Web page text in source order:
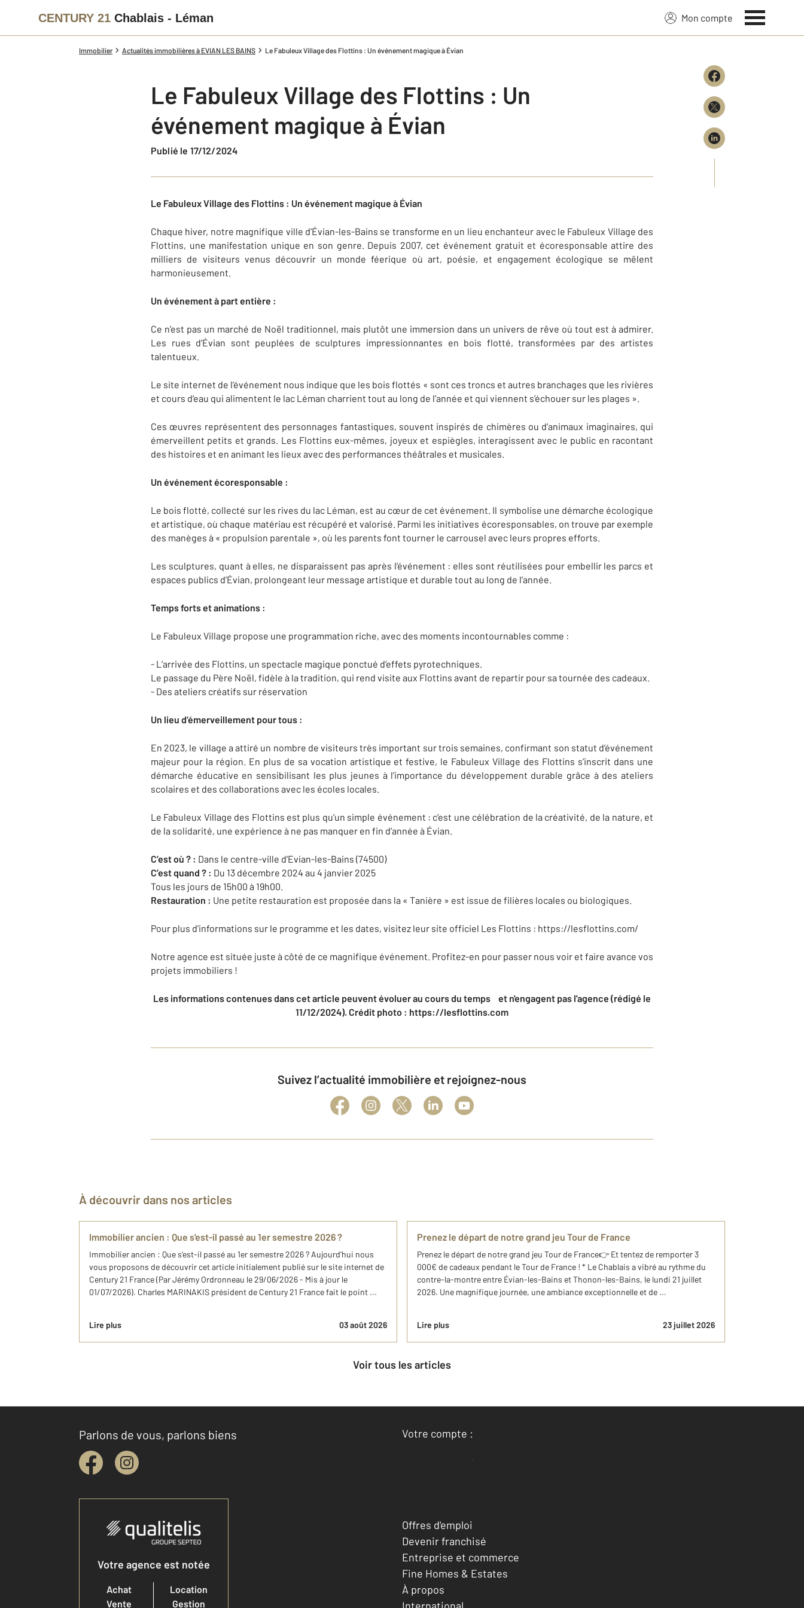
CENTURY 21 Chablais - Léman Mon compte
Immobilier Actualités immobilières à EVIAN LES BAINS Le Fabuleux Village des Flottins : Un événement magique à Évian
Le Fabuleux Village des Flottins : Un
événement magique à Évian
Publié le 17/12/2024
Le Fabuleux Village des Flottins : Un événement magique à Évian
Chaque hiver, notre magnifique ville d’Évian-les-Bains se transforme en un lieu enchanteur avec le Fabuleux Village des
Flottins, une manifestation unique en son genre. Depuis 2007, cet événement gratuit et écoresponsable attire des
milliers de visiteurs venus découvrir un monde féerique où art, poésie, et engagement écologique se mêlent
harmonieusement.
Un événement à part entière :
Ce n’est pas un marché de Noël traditionnel, mais plutôt une immersion dans un univers de rêve où tout est à admirer.
Les rues d’Évian sont peuplées de sculptures impressionnantes en bois flotté, transformées par des artistes
talentueux.
Le site internet de l’événement nous indique que les bois flottés « sont ces troncs et autres branchages que les rivières
et cours d’eau qui alimentent le lac Léman charrient tout au long de l’année et qui viennent s’échouer sur les plages ».
Ces œuvres représentent des personnages fantastiques, souvent inspirés de chimères ou d’animaux imaginaires, qui
émerveillent petits et grands. Les Flottins eux-mêmes, joyeux et espiègles, interagissent avec le public en racontant
des histoires et en animant les lieux avec des performances théâtrales et musicales.
Un événement écoresponsable :
Le bois flotté, collecté sur les rives du lac Léman, est au cœur de cet événement. Il symbolise une démarche écologique
et artistique, où chaque matériau est récupéré et valorisé. Parmi les initiatives écoresponsables, on trouve par exemple
des manèges à « propulsion parentale », où les parents font tourner le carrousel avec leurs propres efforts.
Les sculptures, quant à elles, ne disparaissent pas après l’événement : elles sont réutilisées pour embellir les parcs et
espaces publics d’Évian, prolongeant leur message artistique et durable tout au long de l’année.
Temps forts et animations :
Le Fabuleux Village propose une programmation riche, avec des moments incontournables comme :
- L’arrivée des Flottins, un spectacle magique ponctué d’effets pyrotechniques.
Le passage du Père Noël, fidèle à la tradition, qui rend visite aux Flottins avant de repartir pour sa tournée des cadeaux.
- Des ateliers créatifs sur réservation
Un lieu d’émerveillement pour tous :
En 2023, le village a attiré un nombre de visiteurs très important sur trois semaines, confirmant son statut d’événement
majeur pour la région. En plus de sa vocation artistique et festive, le Fabuleux Village des Flottins s’inscrit dans une
démarche éducative en sensibilisant les plus jeunes à l’importance du développement durable grâce à des ateliers
scolaires et des collaborations avec les écoles locales.
Le Fabuleux Village des Flottins est plus qu’un simple événement : c’est une célébration de la créativité, de la nature, et
de la solidarité, une expérience à ne pas manquer en fin d’année à Évian.
C’est où ? : Dans le centre-ville d’Evian-les-Bains (74500)
C’est quand ? : Du 13 décembre 2024 au 4 janvier 2025
Tous les jours de 15h00 à 19h00.
Restauration : Une petite restauration est proposée dans la « Tanière » est issue de filières locales ou biologiques.
Pour plus d’informations sur le programme et les dates, visitez leur site officiel Les Flottins : https://lesflottins.com/
Notre agence est située juste à côté de ce magnifique événement. Profitez-en pour passer nous voir et faire avance vos
projets immobiliers !
Les informations contenues dans cet article peuvent évoluer au cours du temps et n'engagent pas l'agence (rédigé le
11/12/2024). Crédit photo : https://lesflottins.com
Suivez l’actualité immobilière et rejoignez-nous
À découvrir dans nos articles
Immobilier ancien : Que s'est-il passé au 1er semestre 2026 ?
Immobilier ancien : Que s'est-il passé au 1er semestre 2026 ? Aujourd'hui nous
vous proposons de découvrir cet article initialement publié sur le site internet de
Century 21 France (Par Jérémy Ordronneau le 29/06/2026 - Mis à jour le
01/07/2026). Charles MARINAKIS président de Century 21 France fait le point ...
Lire plus 03 août 2026
Prenez le départ de notre grand jeu Tour de France
Prenez le départ de notre grand jeu Tour de France👉 Et tentez de remporter 3
000€ de cadeaux pendant le Tour de France ! * Le Chablais a vibré au rythme du
contre-la-montre entre Évian-les-Bains et Thonon-les-Bains, le lundi 21 juillet
2026. Une magnifique journée, une ambiance exceptionnelle et de ...
Lire plus 23 juillet 2026
Voir tous les articles
Parlons de vous, parlons biens
Votre compte :
Accéder à mon compte
Votre agence est notée
Achat
Vente
Location
Gestion
Offres d'emploi
Devenir franchisé
Entreprise et commerce
Fine Homes & Estates
À propos
International